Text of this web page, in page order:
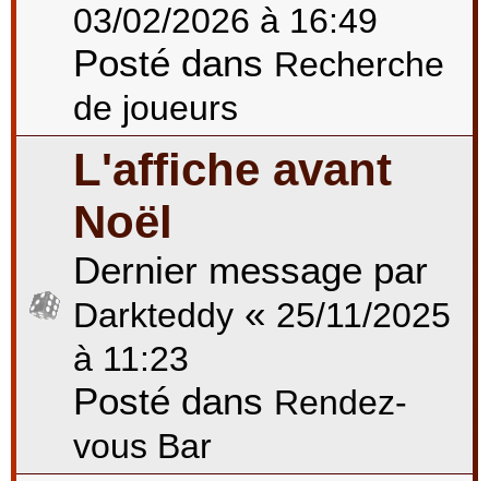
03/02/2026 à 16:49
Posté dans Recherche
de joueurs
L'affiche avant
Noël
Dernier message par
Darkteddy « 25/11/2025
à 11:23
Posté dans Rendez-
vous Bar